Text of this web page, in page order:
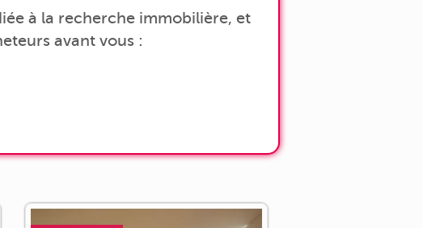
à la recherche immobilière, et
avant vous :